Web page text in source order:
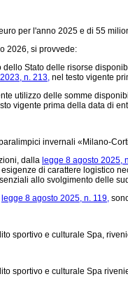
per l'anno 2025 e di 55
2026, si provvede:
Stato delle risorse
n. 213, nel testo vigente
utilizzo delle somme
vigente prima della data di
invernali «Milano-
dalla legge 8 agosto 2025,
di carattere logistico
allo svolgimento delle
legge 8 agosto 2025, n. 119,
sportivo e culturale Spa,
sportivo e culturale Spa